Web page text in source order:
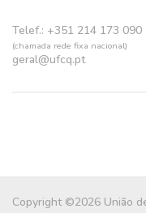
Telef.: +351 214 173 090
(chamada rede fixa nacional)
geral@ufcq.pt
Copyright ©2026 União